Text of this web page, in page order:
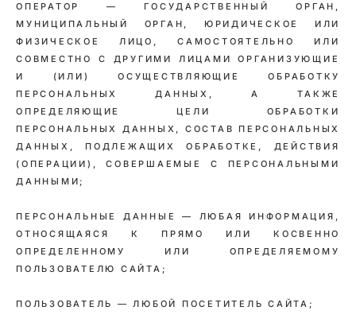
ОПЕРАТОР — ГОСУДАРСТВЕННЫЙ ОРГАН,
МУНИЦИПАЛЬНЫЙ ОРГАН, ЮРИДИЧЕСКОЕ ИЛИ
ФИЗИЧЕСКОЕ ЛИЦО, САМОСТОЯТЕЛЬНО ИЛИ
СОВМЕСТНО С ДРУГИМИ ЛИЦАМИ ОРГАНИЗУЮЩИЕ
И (ИЛИ) ОСУЩЕСТВЛЯЮЩИЕ ОБРАБОТКУ
ПЕРСОНАЛЬНЫХ ДАННЫХ, А ТАКЖЕ
ОПРЕДЕЛЯЮЩИЕ ЦЕЛИ ОБРАБОТКИ
ПЕРСОНАЛЬНЫХ ДАННЫХ, СОСТАВ ПЕРСОНАЛЬНЫХ
ДАННЫХ, ПОДЛЕЖАЩИХ ОБРАБОТКЕ, ДЕЙСТВИЯ
(ОПЕРАЦИИ), СОВЕРШАЕМЫЕ С ПЕРСОНАЛЬНЫМИ
ДАННЫМИ;
ПЕРСОНАЛЬНЫЕ ДАННЫЕ — ЛЮБАЯ ИНФОРМАЦИЯ,
ОТНОСЯЩАЯСЯ К ПРЯМО ИЛИ КОСВЕННО
ОПРЕДЕЛЕННОМУ ИЛИ ОПРЕДЕЛЯЕМОМУ
ПОЛЬЗОВАТЕЛЮ САЙТА;
ПОЛЬЗОВАТЕЛЬ — ЛЮБОЙ ПОСЕТИТЕЛЬ САЙТА;